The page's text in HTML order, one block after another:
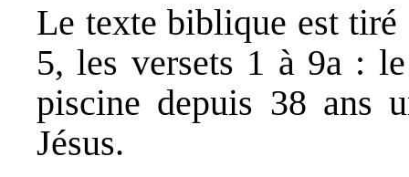
Le texte biblique est tiré
5, les versets 1 à 9a :
piscine depuis 38 ans
Jésus.